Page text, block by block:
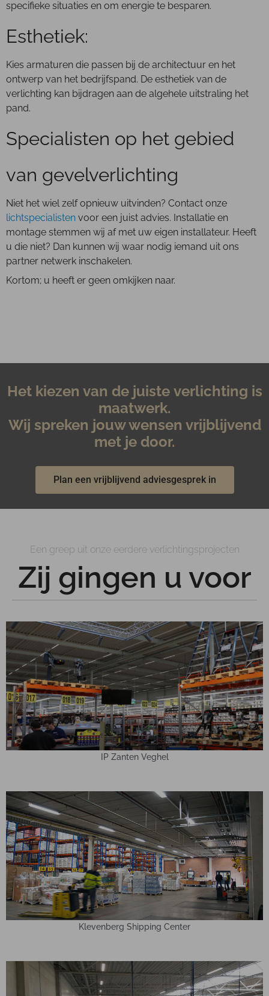
specifieke situaties en om energie te besparen.
Esthetiek:
Kies armaturen die passen bij de architectuur en het
ontwerp van het bedrijfspand. De esthetiek van de
verlichting kan bijdragen aan de algehele uitstraling het
pand.
Specialisten op het gebied
van gevelverlichting
Niet het wiel zelf opnieuw uitvinden? Contact onze
lichtspecialisten voor een juist advies. Installatie en
montage stemmen wij af met uw eigen installateur. Heeft
u die niet? Dan kunnen wij waar nodig iemand uit ons
partner netwerk inschakelen.
Kortom; u heeft er geen omkijken naar.
Het kiezen van de juiste verlichting is
maatwerk.
Wij spreken jouw wensen vrijblijvend
met je door.
Plan een vrijblijvend adviesgesprek in
Een greep uit onze eerdere verlichtingsprojecten
Zij gingen u voor
IP Zanten Veghel
Klevenberg Shipping Center